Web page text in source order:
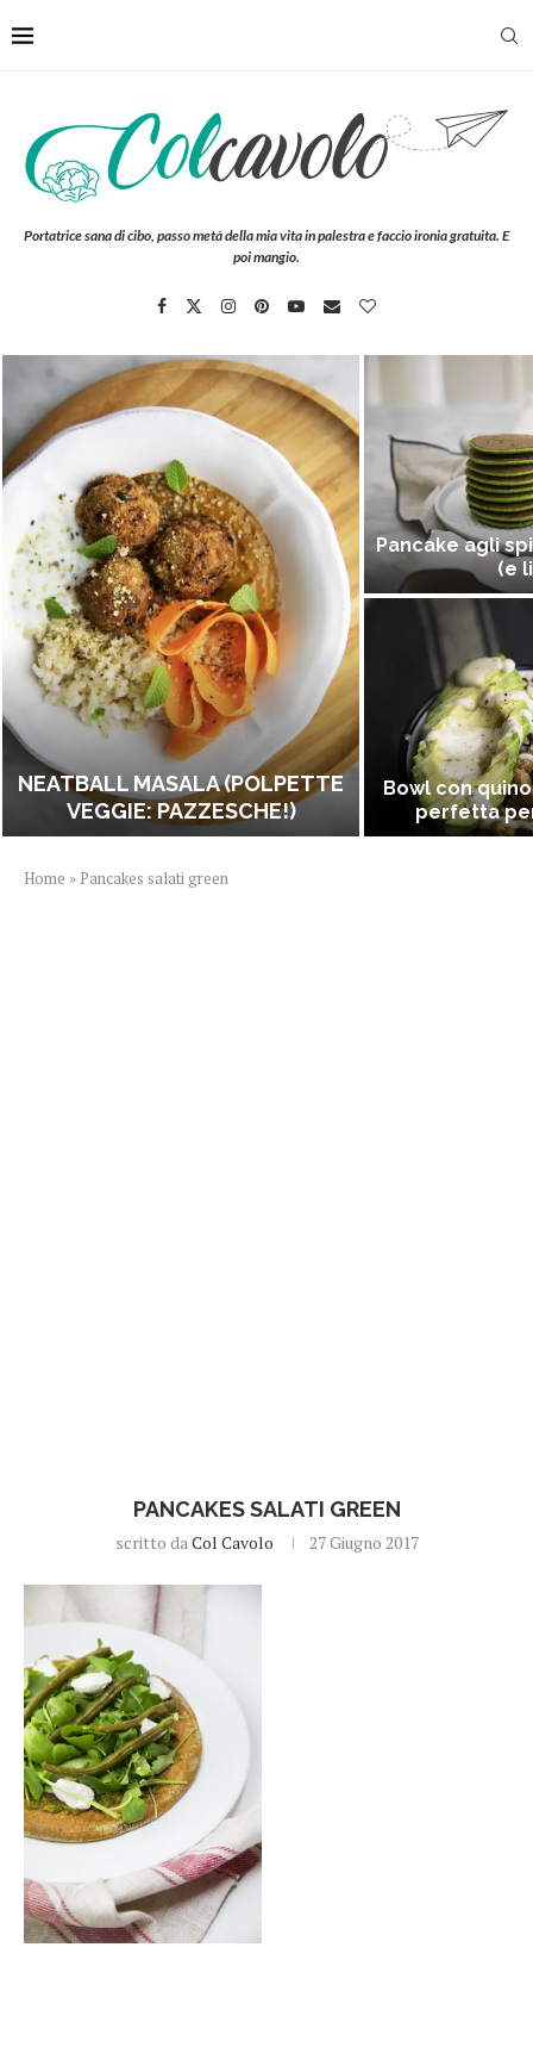
Portatrice sana di cibo, passo metà della mia vita in palestra e faccio ironia gratuita. E
poi mangio.
NEATBALL MASALA (POLPETTE
VEGGIE: PAZZESCHE!)
Pancake agli
(e
Bowl con
perfetta
Home » Pancakes salati green
PANCAKES SALATI GREEN
scritto daCol Cavolo 27 Giugno 2017